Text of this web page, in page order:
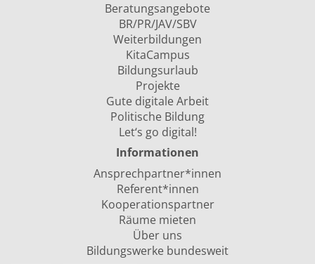
Beratungsangebote
BR/PR/JAV/SBV
Weiterbildungen
KitaCampus
Bildungsurlaub
Projekte
Gute digitale Arbeit
Politische Bildung
Let‘s go digital!
Informationen
Ansprechpartner*innen
Referent*innen
Kooperationspartner
Räume mieten
Über uns
Bildungswerke bundesweit